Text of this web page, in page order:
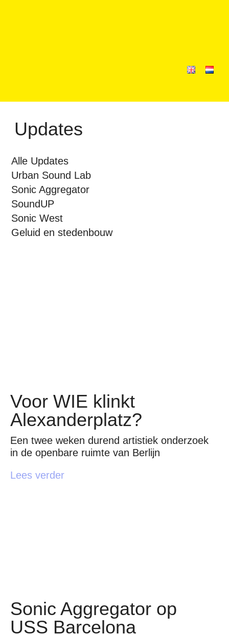
Updates
Alle Updates
Urban Sound Lab
Sonic Aggregator
SoundUP
Sonic West
Geluid en stedenbouw
Voor WIE klinkt
Alexanderplatz?
Een twee weken durend artistiek onderzoek
in de openbare ruimte van Berlijn
Lees verder
Sonic Aggregator op
USS Barcelona